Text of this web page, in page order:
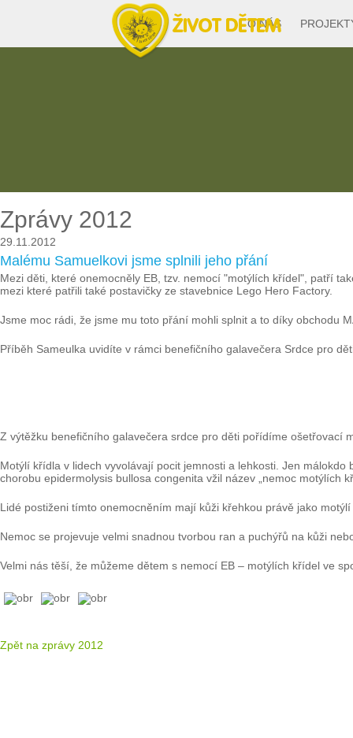
O NÁS
Zprávy 2012
29.11.2012
Malému Samuelkovi jsme splnili jeho přání
Mezi děti, které onemocněly EB, tzv. nemocí "motýlích křídel", patří
mezi které patřili také postavičky ze stavebnice Lego Hero Factory.
Jsme moc rádi, že jsme mu toto přání mohli splnit a to díky obchodu
Příběh Sameulka uvidíte v rámci benefičního galavečera Srdce pro
Z výtěžku benefičního galavečera srdce pro děti pořídíme ošetřovací
Motýlí křídla v lidech vyvolávají pocit jemnosti a lehkosti. Jen
chorobu epidermolysis bullosa congenita vžil název „nemoc motýlích
Lidé postiženi tímto onemocněním mají kůži křehkou právě jako
Nemoc se projevuje velmi snadnou tvorbou ran a puchýřů na kůži
Velmi nás těší, že můžeme dětem s nemocí EB – motýlích křídel ve
Zpět na zprávy 2012